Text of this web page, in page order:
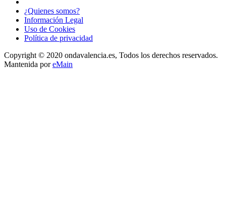
¿Quienes somos?
Información Legal
Uso de Cookies
Política de privacidad
Copyright © 2020 ondavalencia.es, Todos los derechos reservados.
Mantenida poreMain